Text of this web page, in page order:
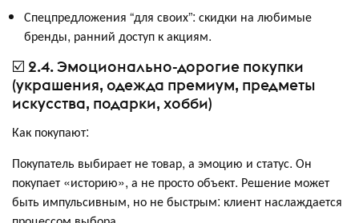
Спецпредложения “для своих”: скидки на любимые
бренды, ранний доступ к акциям.
☑️ 2.4. Эмоционально-дорогие покупки
(украшения, одежда премиум, предметы
искусства, подарки, хобби)
Как покупают:
Покупатель выбирает не товар, а эмоцию и статус. Он
покупает «историю», а не просто объект. Решение может
быть импульсивным, но не быстрым: клиент наслаждается